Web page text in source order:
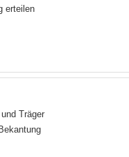
erteilen
Träger